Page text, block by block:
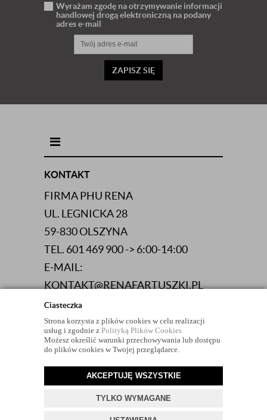
Ciasteczka
Strona korzysta z plików cookies w celu realizacji
usług i zgodnie z Polityką Plików Cookies
Możesz określić warunki przechowywania lub dostępu
do plików cookies w Twojej przeglądarce.
AKCEPTUJĘ WSZYSTKIE
TYLKO WYMAGANE
Wyrażam zgodę na otrzymywanie informacji
handlowej drogą elektroniczną na podany
adres e-mail
ZAPISZ SIĘ
KONTAKT
FIRMA PHU RENA
UL. LEGNICKA 28
59-830 OLSZYNA
TEL. 601 469 900 -> 6:00-14:00
E-MAIL:
KONTAKT@RENAFARTUSZKI.PL
NIP 613-103-06-83
© 2026 RENAFARTUSZKI.PL